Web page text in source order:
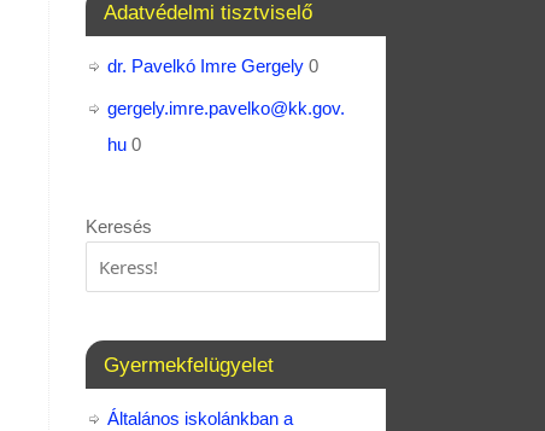
Adatvédelmi tisztviselő
dr. Pavelkó Imre Gergely 0
gergely.imre.pavelko@kk.gov.
hu 0
Keresés
Gyermekfelügyelet
Általános iskolánkban a